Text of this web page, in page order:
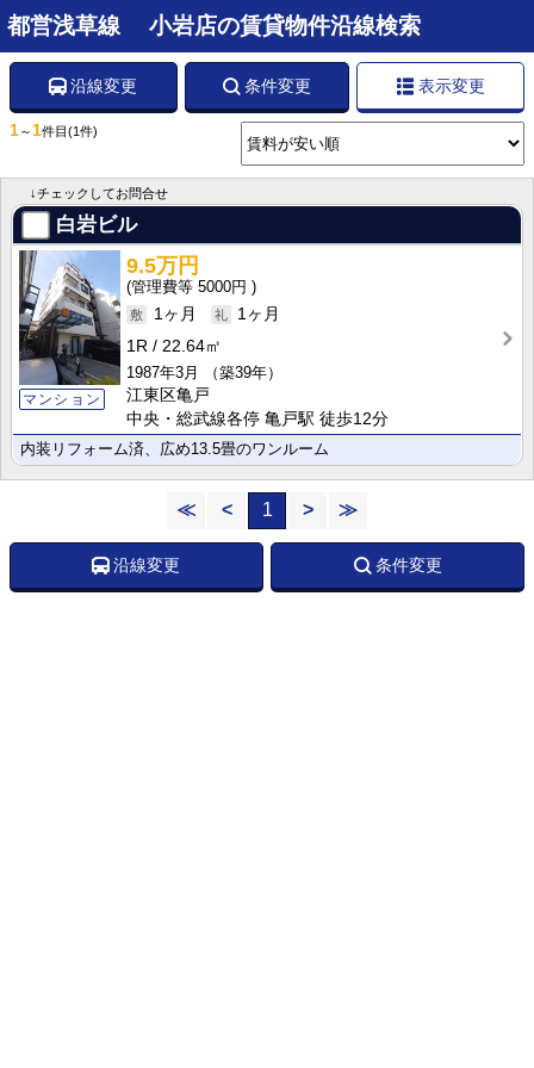
都営浅草線 小岩店の賃貸物件沿線検索
沿線変更 条件変更 表示変更
1～1件目 (1件)
↓チェックしてお問合せ
白岩ビル
マンション
9.5万円
5000円
1ヶ月
1ヶ月
1R
22.64㎡
1987年3月
（築39年）
江東区亀戸
中央・総武線各停 亀戸駅 徒歩12分
内装リフォーム済、広め13.5畳のワンルーム
≪ < 1 > ≫
沿線変更 条件変更